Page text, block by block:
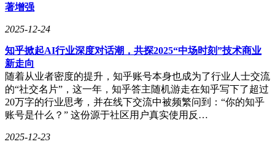
著增强
2025-12-24
知乎掀起AI行业深度对话潮，共探2025“中场时刻”技术商业
新走向
随着从业者密度的提升，知乎账号本身也成为了行业人士交流
的“社交名片”，这一年，知乎答主随机游走在知乎写下了超过
20万字的行业思考，并在线下交流中被频繁问到：“你的知乎
账号是什么？” 这份源于社区用户真实使用反…
2025-12-23